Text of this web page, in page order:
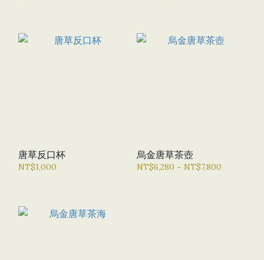
唐草反口杯
NT$1,000
烏金唐草茶壺
NT$6,280 ~ NT$7,800